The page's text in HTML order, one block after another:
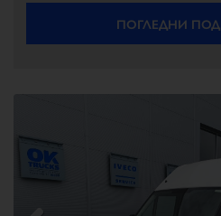
ПОГЛЕДНИ